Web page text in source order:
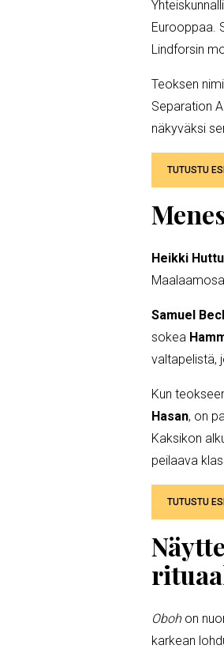
Eurooppaa.
Lindforsin
Teoksen
Separation
näkyväksi
TUTUSTU
Heikki
Samuel
sokea
valtapelistä,
Kun
Hasan, on
Kaksikon
peilaava
TUTUSTU
Oboh on
karkean